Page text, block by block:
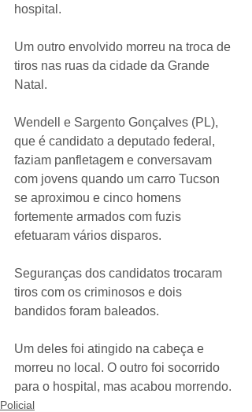
hospital.
Um outro envolvido morreu na troca de
tiros nas ruas da cidade da Grande
Natal.
Wendell e Sargento Gonçalves (PL),
que é candidato a deputado federal,
faziam panfletagem e conversavam
com jovens quando um carro Tucson
se aproximou e cinco homens
fortemente armados com fuzis
efetuaram vários disparos.
Seguranças dos candidatos trocaram
tiros com os criminosos e dois
bandidos foram baleados.
Um deles foi atingido na cabeça e
morreu no local. O outro foi socorrido
para o hospital, mas acabou morrendo.
Policial